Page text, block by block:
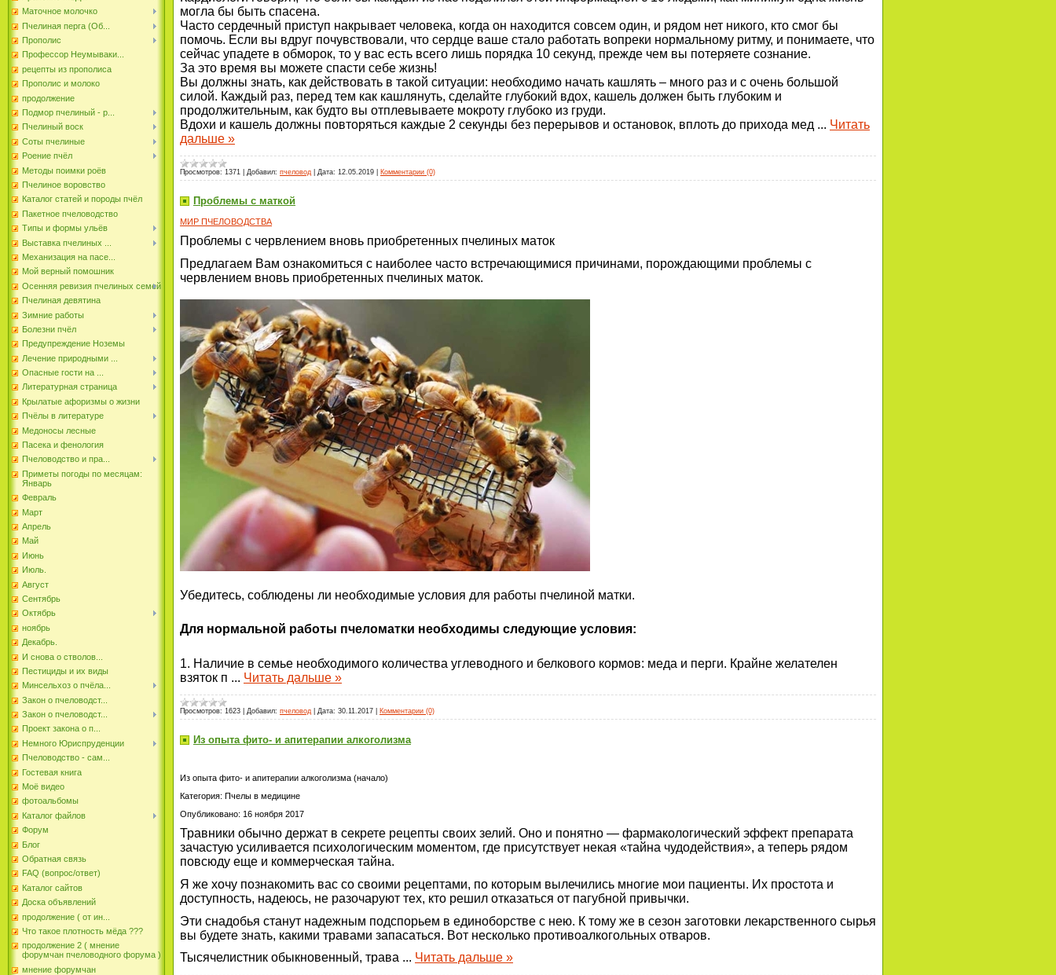
Маточное молочко
Пчелиная перга (Об...
Прополис
Профессор Неумываки...
рецепты из прополиса
Прополис и молоко
продолжение
Подмор пчелиный - р...
Пчелиный воск
Соты пчелиные
Роение пчёл
Методы поимки роёв
Пчелиное воровство
Каталог статей и породы пчёл
Пакетное пчеловодство
Типы и формы ульёв
Выставка пчелиных ...
Механизация на пасе...
Мой верный помошник
Осенняя ревизия пчелиных семей
Пчелиная девятина
Зимние работы
Болезни пчёл
Предупреждение Ноземы
Лечение природными ...
Опасные гости на ...
Литературная страница
Крылатые афоризмы о жизни
Пчёлы в литературе
Медоносы лесные
Пасека и фенология
Пчеловодство и пра...
Приметы погоды по месяцам:
Январь
Февраль
Март
Апрель
Май
Июнь
Июль.
Август
Сентябрь
Октябрь
ноябрь
Декабрь.
И снова о стволов...
Пестициды и их виды
Минсельхоз о пчёла...
Закон о пчеловодст...
Закон о пчеловодст...
Проект закона о п...
Немного Юриспруденции
Пчеловодство - сам...
Гостевая книга
Моё видео
фотоальбомы
Каталог файлов
Форум
Блог
Обратная связь
FAQ (вопрос/ответ)
Каталог сайтов
Доска объявлений
продолжение ( от ин...
Что такое плотность мёда ???
продолжение 2 ( мнение
форумчан пчеловодного форума )
мнение форумчан
могла бы быть спасена.
Часто сердечный приступ накрывает человека, когда он находится совсем один, и рядом нет никого, кто смог бы
помочь. Если вы вдруг почувствовали, что сердце ваше стало работать вопреки нормальному ритму, и понимаете, что
сейчас упадете в обморок, то у вас есть всего лишь порядка 10 секунд, прежде чем вы потеряете сознание.
За это время вы можете спасти себе жизнь!
Вы должны знать, как действовать в такой ситуации: необходимо начать кашлять – много раз и с очень большой
силой. Каждый раз, перед тем как кашлянуть, сделайте глубокий вдох, кашель должен быть глубоким и
продолжительным, как будто вы отплевываете мокроту глубоко из груди.
Вдохи и кашель должны повторяться каждые 2 секунды без перерывов и остановок, вплоть до прихода мед ... Читать
дальше »
Просмотров: 1371 Добавил: пчеловод Дата: 12.05.2019 Комментарии (0)
Проблемы с маткой
МИР ПЧЕЛОВОДСТВА
Проблемы с червлением вновь приобретенных пчелиных маток
Предлагаем Вам ознакомиться с наиболее часто встречающимися причинами, порождающими проблемы с
червлением вновь приобретенных пчелиных маток.
Убедитесь, соблюдены ли необходимые условия для работы пчелиной матки.
Для нормальной работы пчеломатки необходимы следующие условия:
1. Наличие в семье необходимого количества углеводного и белкового кормов: меда и перги. Крайне желателен
взяток п ... Читать дальше »
Просмотров: 1623 Добавил: пчеловод Дата: 30.11.2017 Комментарии (0)
Из опыта фито- и апитерапии алкоголизма
Из опыта фито- и апитерапии алкоголизма (начало)
Категория: Пчелы в медицине
Опубликовано: 16 ноября 2017
Травники обычно держат в секрете рецепты своих зелий. Оно и понятно — фармакологический эффект препарата
зачастую усиливается психологическим моментом, где присутствует некая «тайна чудодействия», а теперь рядом
повсюду еще и коммерческая тайна.
Я же хочу познакомить вас со своими рецептами, по которым вылечились многие мои пациенты. Их простота и
доступность, надеюсь, не разочаруют тех, кто решил отказаться от пагубной привычки.
Эти снадобья станут надежным подспорьем в единоборстве с нею. К тому же в сезон заготовки лекарственного сырья
вы будете знать, какими травами запасаться. Вот несколько противоалкогольных отваров.
Тысячелистник обыкновенный, трава ... Читать дальше »